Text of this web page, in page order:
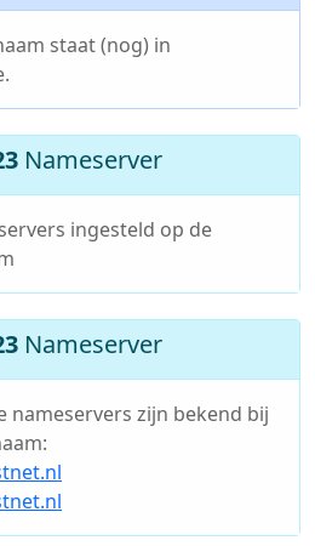
staat (nog) in
Nameserver
ingesteld op de
Nameserver
nameservers zijn bekend bij